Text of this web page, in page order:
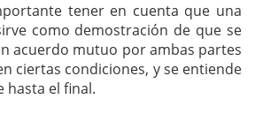
tener en cuenta que una
como demostración de que se
acuerdo mutuo por ambas partes
ciertas condiciones, y se entiende
hasta el final.